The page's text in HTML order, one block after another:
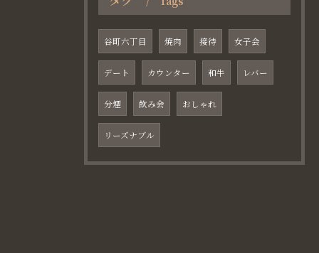
谷町六丁目 焼肉 接待 女子会
デート カウンター 和牛 レバー
分煙 飲み会 おしゃれ
リーズナブル